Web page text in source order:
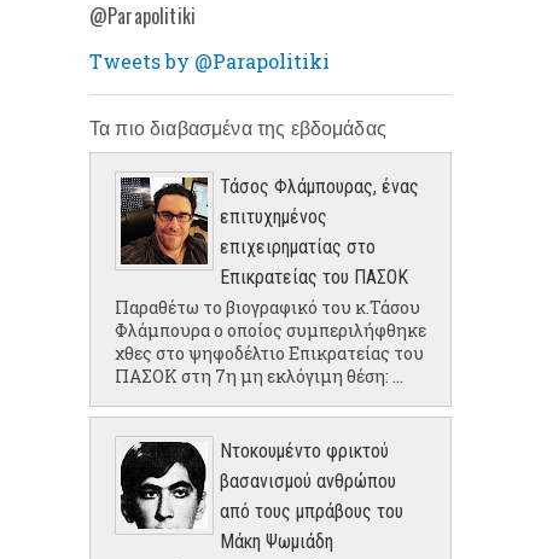
@Parapolitiki
Tweets by @Parapolitiki
Τα πιο διαβασμένα της εβδομάδας
Τάσος Φλάμπουρας, ένας
επιτυχημένος
επιχειρηματίας στο
Επικρατείας του ΠΑΣΟΚ
Παραθέτω το βιογραφικό του κ.Τάσου
Φλάμπουρα ο οποίος συμπεριλήφθηκε
χθες στο ψηφοδέλτιο Επικρατείας του
ΠΑΣΟΚ στη 7η μη εκλόγιμη θέση: ...
Ντοκουμέντο φρικτού
βασανισμού ανθρώπου
από τους μπράβους του
Μάκη Ψωμιάδη